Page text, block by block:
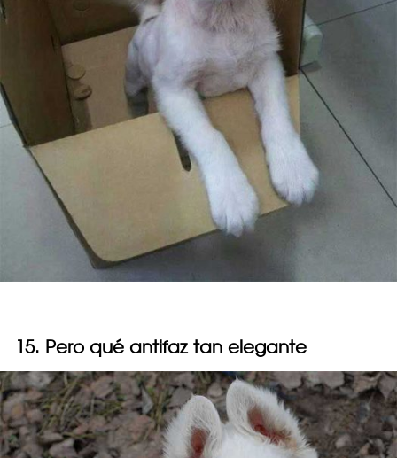
15. Pero qué antifaz tan elegante